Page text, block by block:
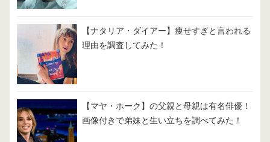
【ナタリア・ダイアー】痩せすぎと言われる
理由を調査してみた！
【マヤ・ホーク】の父親と母親は有名俳優！
画像付きで弟妹と生い立ちを調べてみた！